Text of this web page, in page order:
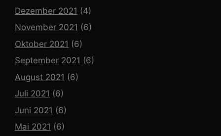
Dezember 2021 (4)
November 2021 (6)
Oktober 2021 (6)
September 2021 (6)
August 2021 (6)
Juli 2021 (6)
Juni 2021 (6)
Mai 2021 (6)